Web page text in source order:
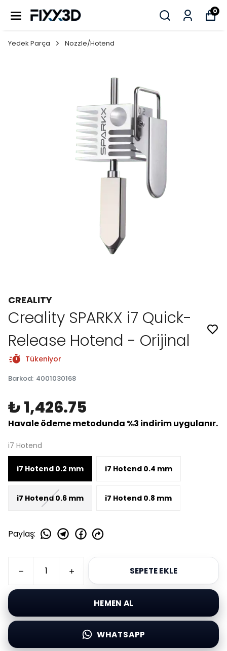
0
Yedek Parça Nozzle/Hotend
CREALITY
Creality SPARKX i7 Quick-
Release Hotend - Orijinal
Tükeniyor
Barkod: 4001030168
₺ 1,426.75
Havale ödeme metodunda %3 indirim uygulanır.
i7 Hotend
i7 Hotend 0.2 mm i7 Hotend 0.4 mm
i7 Hotend 0.6 mm i7 Hotend 0.8 mm
Paylaş:
SEPETE EKLE
HEMEN AL
WHATSAPP